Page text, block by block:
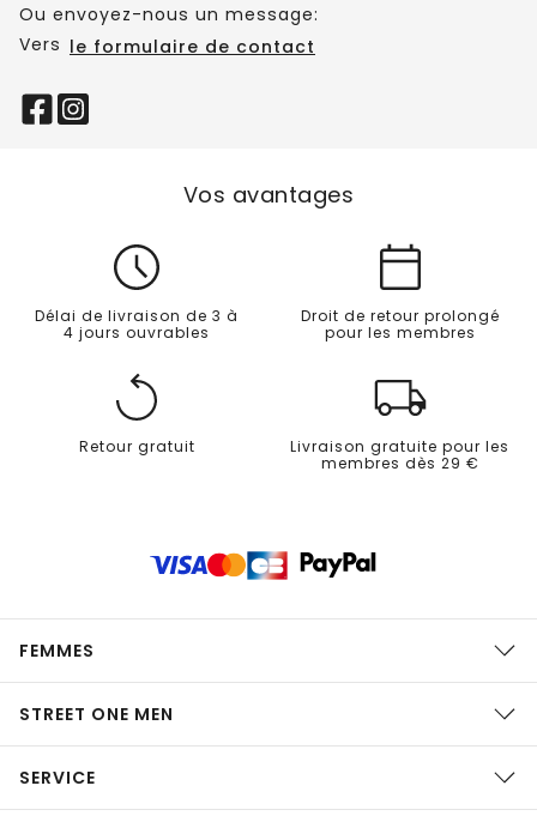
Ou envoyez-nous un message:
Vers le formulaire de contact
Vos avantages
Délai de livraison de 3 à
4 jours ouvrables
Droit de retour prolongé
pour les membres
Retour gratuit
Livraison gratuite pour les
membres dès 29 €
FEMMES
STREET ONE MEN
SERVICE